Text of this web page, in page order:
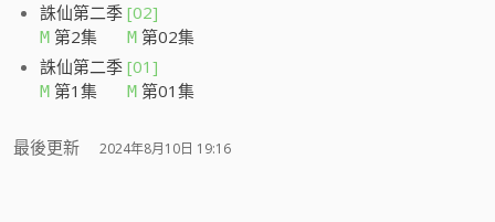
誅仙第二季 [02]
M 第2集 M 第02集
誅仙第二季 [01]
M 第1集 M 第01集
最後更新 2024年8月10日 19:16